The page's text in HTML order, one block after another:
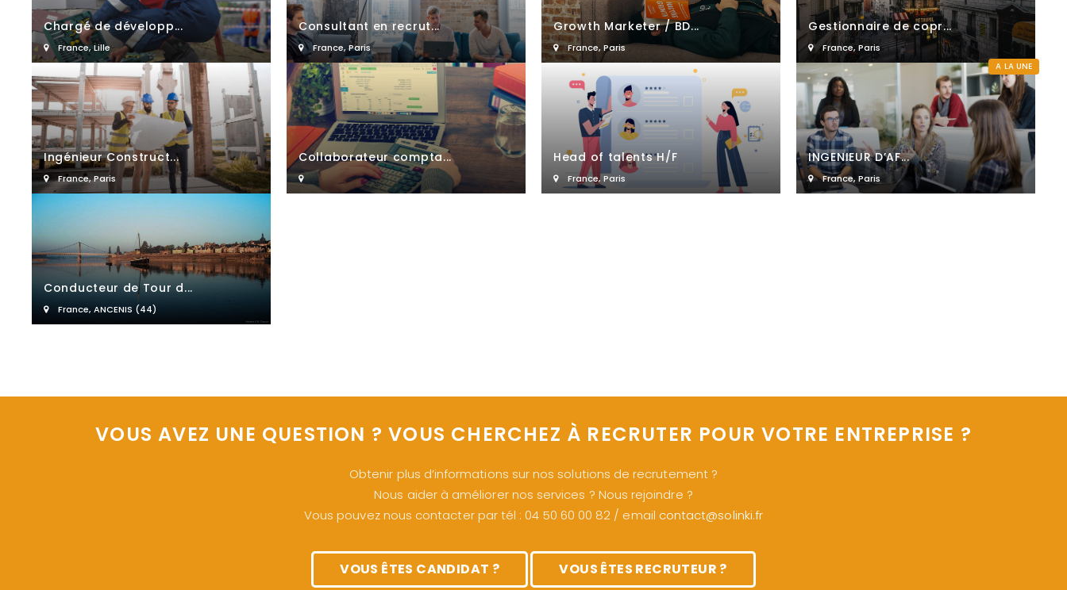
Chargé de développ...
France,Lille
Consultant en recrut...
France,Paris
Growth Marketer / BD...
France, Paris
Gestionnaire de copr...
France,Paris
Ingénieur Construct...
France,Paris
Collaborateur compta... Head of talents H/F
France, Paris
A LA UNE
INGENIEUR D’AF...
France, Paris
Conducteur de Tour d...
France, ANCENIS (44)
VOUS AVEZ UNE QUESTION ? VOUS CHERCHEZ À RECRUTER POUR VOTRE ENTREPRISE ?
Obtenir plus d’informations sur nos solutions de recrutement ?
Nous aider à améliorer nos services ? Nous rejoindre ?
Vous pouvez nous contacter par tél : 04 50 60 00 82 / email contact@solinki.fr
VOUS ÊTES CANDIDAT ? VOUS ÊTES RECRUTEUR ?